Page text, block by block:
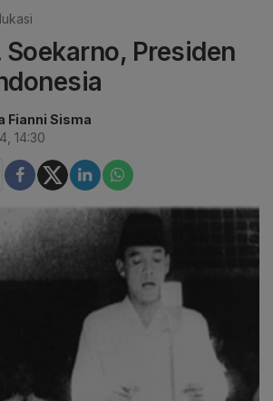
Presiden
Fianni Sisma
14:30